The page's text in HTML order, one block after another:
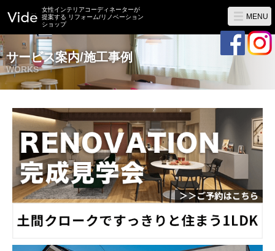
女性インテリアコーディネーターが
提案する リフォーム/リノベーション
ショップ
サービス案内/施工事例
WORKS
MENU